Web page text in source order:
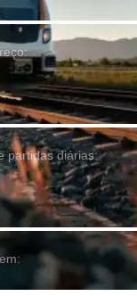
partidas diárias: